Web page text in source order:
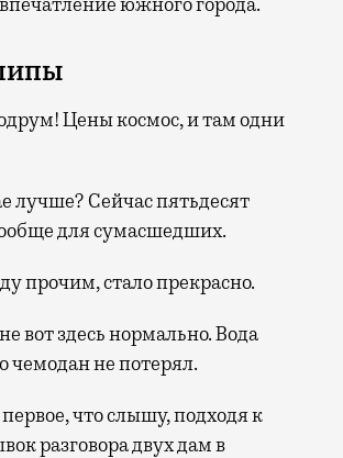
Цены космос, и там одни
лучше? Сейчас пятьдесят
для сумасшедших.
прочим, стало прекрасно.
вот здесь нормально. Вода
чемодан не потерял.
что слышу, подходя к
разговора двух дам в